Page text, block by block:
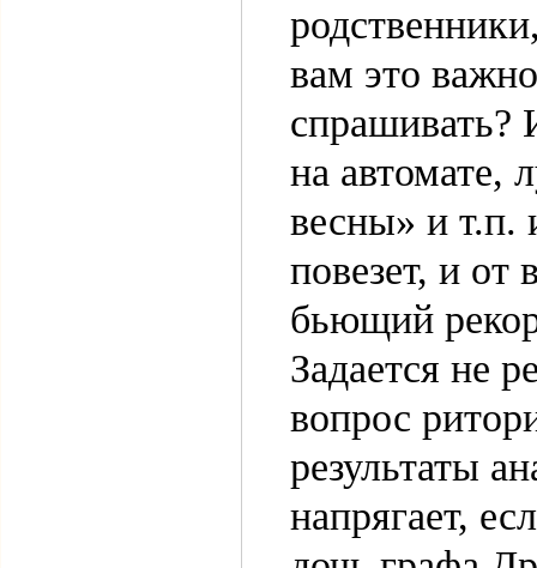
вам это
спрашивать?
на автомате,
весны» и т.п.
повезет, и от
бьющий
Задается не
вопрос
результаты
напрягает,